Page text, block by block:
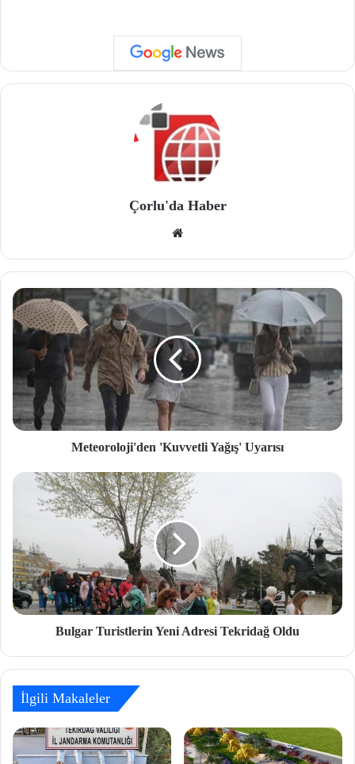
Çorlu'da Haber
site
si
Meteoroloji'den 'Kuvvetli Yağış' Uyarısı
Bulgar Turistlerin Yeni Adresi Tekridağ Oldu
İlgili Makaleler